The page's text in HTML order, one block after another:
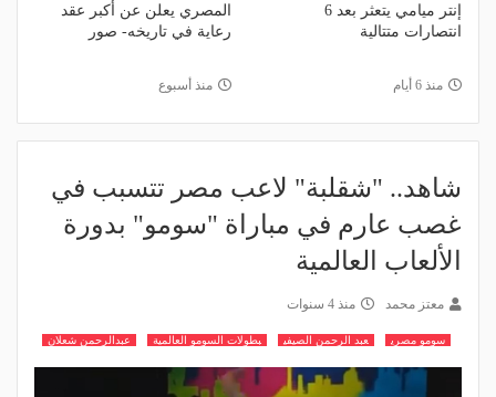
إنتر ميامي يتعثر بعد 6
انتصارات متتالية
منذ 6 أيام
المصري يعلن عن أكبر عقد
رعاية في تاريخه- صور
منذ أسبوع
شاهد.. "شقلبة" لاعب مصر تتسبب في
غصب عارم في مباراة "سومو" بدورة
الألعاب العالمية
معتز محمد منذ 4 سنوات
سومو مصري عبد الرحمن الصيفي بطولات السومو العالمية عبدالرحمن شعلان